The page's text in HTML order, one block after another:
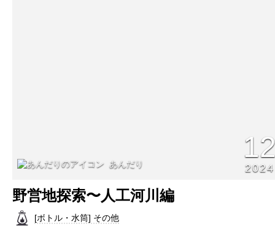
あんだり 2024
野営地探索〜人工河川編
[ボトル・水筒] その他